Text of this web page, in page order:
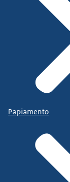
Papiamento